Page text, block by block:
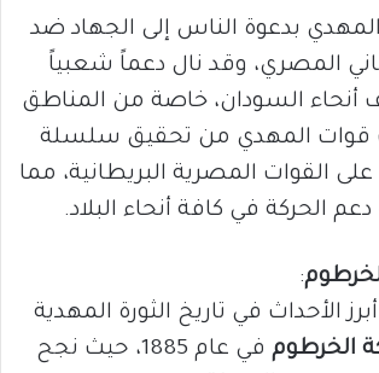
المهدي بدعوة الناس إلى الجهاد ضد
المصري، وقد نال دعماً شعبياً
أنحاء السودان، خاصة من المناطق
قوات المهدي من تحقيق سلسلة
القوات المصرية البريطانية، مما
الحركة في كافة أنحاء البلاد.
:
الأحداث في تاريخ الثورة المهدية
الخرطوم
في عام 1885، حيث نجح